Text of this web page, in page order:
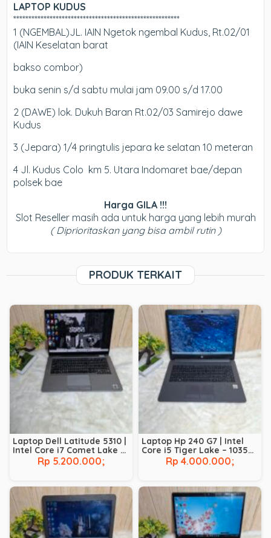
LAPTOP KUDUS
*******************************************************
1 (NGEMBAL)JL. IAIN Ngetok ngembal Kudus, Rt.02/01
(IAIN Keselatan barat
bakso combor)
buka senin s/d sabtu mulai jam 09.00 s/d 17.00
2 (DAWE) lok. Dukuh Baran Rt.02/03 Samirejo dawe
Kudus
3 (Jepara) 1/4 pringtulis jepara ke selatan 10 meteran
4 Jl. Kudus Colo km 5. Utara Indomaret bae/depan
polsek bae
Harga GILA !!!
Slot Reseller masih ada untuk harga yang lebih murah
( Diprioritaskan yang bisa ambil rutin )
PRODUK TERKAIT
Laptop Dell Latitude 5310 |
Intel Core i7 Comet Lake –
10610U | RAM 8 GB | SSD 256
GB | BACKLIT |
Rp 5.200.000;
Laptop Hp 240 G7 | Intel
Core i5 Tiger Lake – 1035G1
| RAM 8 GB | SSD 256 GB
Rp 4.000.000;